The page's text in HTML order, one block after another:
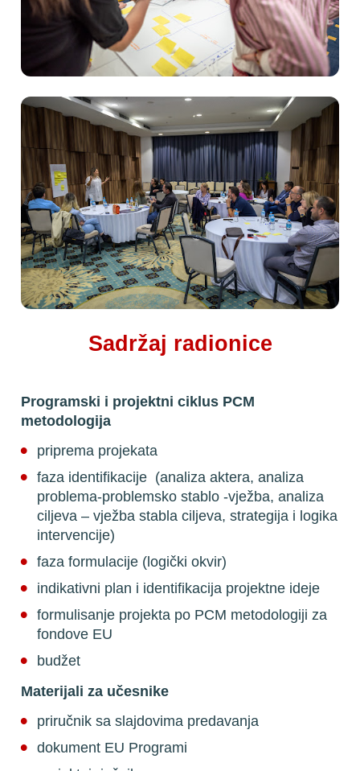
Sadržaj radionice
Programski i projektni ciklus PCM
metodologija
priprema projekata
faza identifikacije  (analiza aktera, analiza
problema-problemsko stablo -vježba, analiza
ciljeva – vježba stabla ciljeva, strategija i logika
intervencije)
faza formulacije (logički okvir)
indikativni plan i identifikacija projektne ideje
formulisanje projekta po PCM metodologiji za
fondove EU
budžet
Materijali za učesnike
priručnik sa slajdovima predavanja
dokument EU Programi